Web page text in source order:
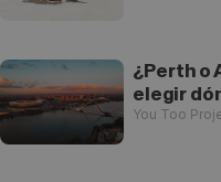
¿Perth o
elegir
You Too